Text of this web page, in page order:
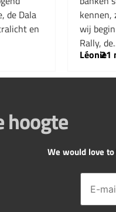
de Dala
en
kennen,
wij
Rally,
Léonie
–
21
hoogte
We would love